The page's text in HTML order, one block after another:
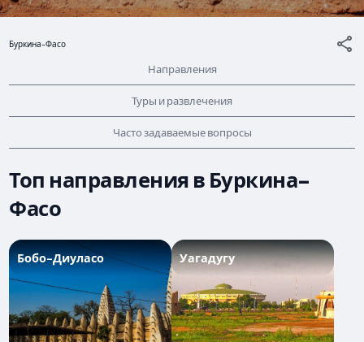
Буркина-Фасо
Направления
Туры и развлечения
Часто задаваемые вопросы
Топ направления в Буркина-
Фасо
Бобо-Диуласо Уагадугу